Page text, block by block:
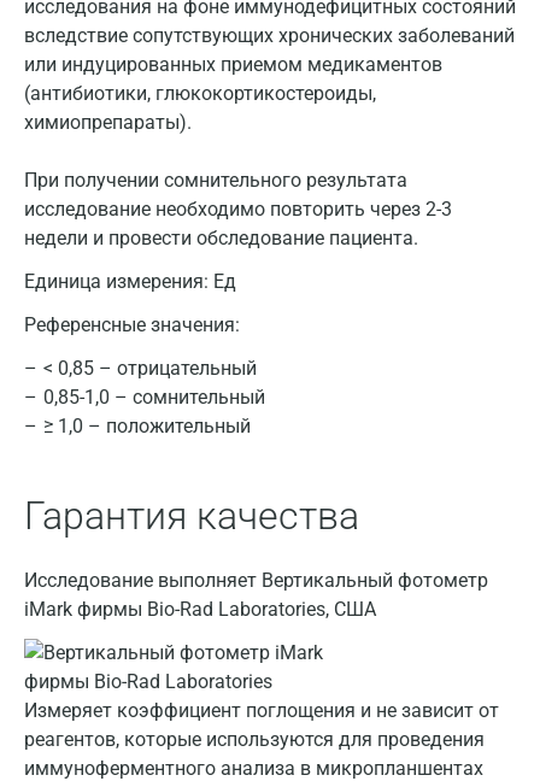
исследования на фоне иммунодефицитных состояний
вследствие сопутствующих хронических заболеваний
или индуцированных приемом медикаментов
(антибиотики, глюкокортикостероиды,
химиопрепараты).
При получении сомнительного результата
исследование необходимо повторить через 2-3
недели и провести обследование пациента.
Единица измерения: Ед
Референсные значения:
< 0,85 – отрицательный
0,85-1,0 – сомнительный
≥ 1,0 – положительный
Гарантия качества
Исследование выполняет Вертикальный фотометр
iMark фирмы Bio-Rad Laboratories, США
Измеряет коэффициент поглощения и не зависит от
реагентов, которые используются для проведения
иммуноферментного анализа в микропланшентах
Москва
Санкт-Петербург
Нижний Новгород
Казань
Альметьевск
Армавир
Балашиха
Барнаул
Брянск
Великий Новгород